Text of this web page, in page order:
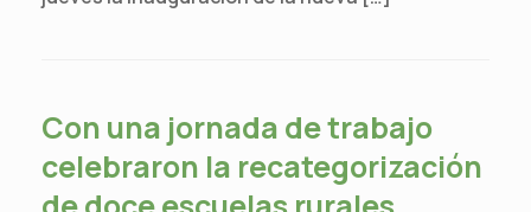
Con una jornada de trabajo
celebraron la recategorización